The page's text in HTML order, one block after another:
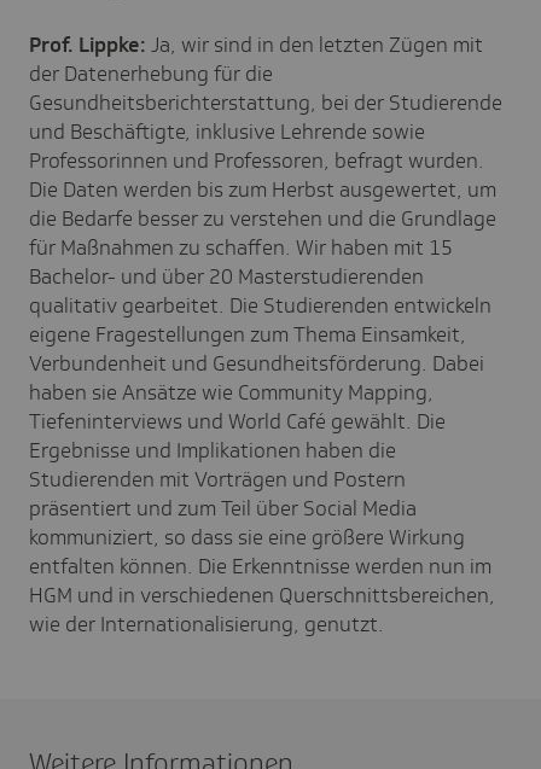
Prof. Lippke: Ja, wir sind in den letzten Zügen mit
der Datenerhebung für die
Gesundheitsberichterstattung, bei der Studierende
und Beschäftigte, inklusive Lehrende sowie
Professorinnen und Professoren, befragt wurden.
Die Daten werden bis zum Herbst ausgewertet, um
die Bedarfe besser zu verstehen und die Grundlage
für Maßnahmen zu schaffen. Wir haben mit 15
Bachelor- und über 20 Masterstudierenden
qualitativ gearbeitet. Die Studierenden entwickeln
eigene Fragestellungen zum Thema Einsamkeit,
Verbundenheit und Gesundheitsförderung. Dabei
haben sie Ansätze wie Community Mapping,
Tiefeninterviews und World Café gewählt. Die
Ergebnisse und Implikationen haben die
Studierenden mit Vorträgen und Postern
präsentiert und zum Teil über Social Media
kommuniziert, so dass sie eine größere Wirkung
entfalten können. Die Erkenntnisse werden nun im
HGM und in verschiedenen Querschnittsbereichen,
wie der Internationalisierung, genutzt.